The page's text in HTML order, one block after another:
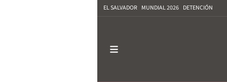
EL SALVADOR MUNDIAL 2026 DETENCIÓN